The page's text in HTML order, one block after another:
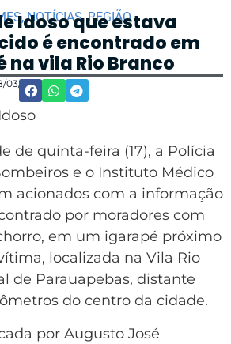
,NOTÍCIAS,REGIÃO
Idoso que estava
é encontrado em
na vila Rio Branco
03/2022 11:12
de quinta-feira (17), a Polícia
e o Instituto Médico
acionados com a informação
por moradores com
em um igarapé próximo
localizada na Vila Rio
de Parauapebas, distante
do centro da cidade.
por Augusto José